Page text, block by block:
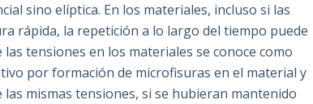
sino elíptica. En los materiales, incluso si las
rápida, la repetición a lo largo del tiempo puede
tensiones en los materiales se conoce como
por formación de microfisuras en el material y
mismas tensiones, si se hubieran mantenido